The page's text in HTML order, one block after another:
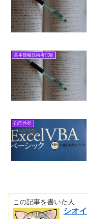
基本情報技術者試験
自己啓発
この記事を書いた人
シオイ